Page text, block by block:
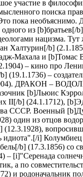
участие в
поиска
Это пока
из
нацизма.
Халтурин[/b]
Махала и [b]Томас
– кино про
(19.1.1736) –
ДРАКОН –
[b]Льюис
II[/b] (24.1.1712),
СССР. Военный
один из отцов
i] Колумбиец
b] (17.3.1856) со
– [i]"Серенада
а по
родоначальник